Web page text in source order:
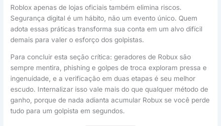
Roblox apenas de lojas oficiais também elimina riscos.
Segurança digital é um hábito, não um evento único. Quem
adota essas práticas transforma sua conta em um alvo difícil
demais para valer o esforço dos golpistas.
Para concluir esta seção crítica: geradores de Robux são
sempre mentira, phishing e golpes de troca exploram pressa e
ingenuidade, e a verificação em duas etapas é seu melhor
escudo. Internalizar isso vale mais do que qualquer método de
ganho, porque de nada adianta acumular Robux se você perde
tudo para um golpista em segundos.